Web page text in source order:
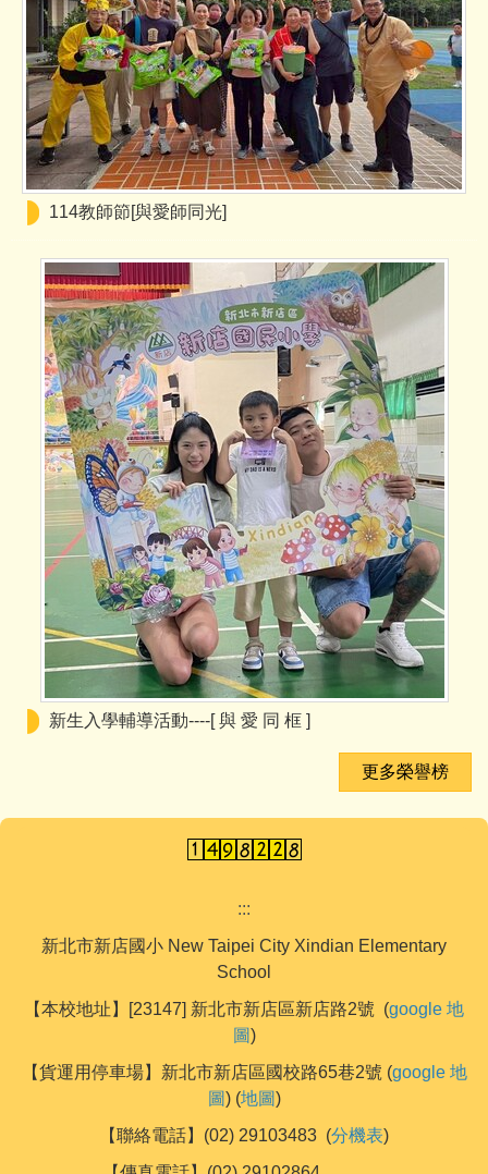
114教師節[與愛師同光]
新生入學輔導活動----[ 與 愛 同 框 ]
更多榮譽榜
:::
新北市新店國小 New Taipei City Xindian Elementary
School
【本校地址】[23147] 新北市新店區新店路2號 (google 地
圖)
【貨運用停車場】新北市新店區國校路65巷2號 (google 地
圖) (地圖)
【聯絡電話】(02) 29103483 (分機表)